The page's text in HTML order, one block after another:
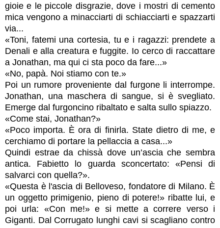
gioie e le piccole disgrazie, dove i mostri di cemento
mica vengono a minacciarti di schiacciarti e spazzarti
via...
«Toni, fatemi una cortesia, tu e i ragazzi: prendete a
Denali e alla creatura e fuggite. Io cerco di raccattare
a Jonathan, ma qui ci sta poco da fare...»
«No, papà. Noi stiamo con te.»
Poi un rumore proveniente dal furgone li interrompe.
Jonathan, una maschera di sangue, si è svegliato.
Emerge dal furgoncino ribaltato e salta sullo spiazzo.
«Come stai, Jonathan?»
«Poco importa. È ora di finirla. State dietro di me, e
cerchiamo di portare la pellaccia a casa...»
Quindi estrae da chissà dove un’ascia che sembra
antica. Fabietto lo guarda sconcertato: «Pensi di
salvarci con quella?».
«Questa è l'ascia di Belloveso, fondatore di Milano. È
un oggetto primigenio, pieno di potere!» ribatte lui, e
poi urla: «Con me!» e si mette a correre verso i
Giganti. Dal Corrugato lunghi cavi si scagliano contro